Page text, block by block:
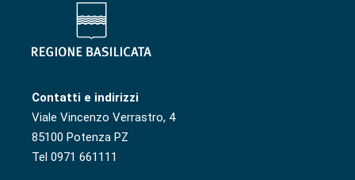
Contatti e indirizzi
Viale Vincenzo Verrastro, 4
85100 Potenza PZ
Tel 0971 661111